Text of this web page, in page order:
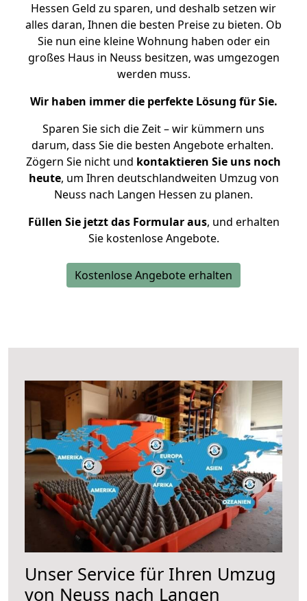
Hessen Geld zu sparen, und deshalb setzen wir
alles daran, Ihnen die besten Preise zu bieten. Ob
Sie nun eine kleine Wohnung haben oder ein
großes Haus in Neuss besitzen, was umgezogen
werden muss.
Wir haben immer die perfekte Lösung für Sie.
Sparen Sie sich die Zeit – wir kümmern uns
darum, dass Sie die besten Angebote erhalten.
Zögern Sie nicht und kontaktieren Sie uns noch
heute, um Ihren deutschlandweiten Umzug von
Neuss nach Langen Hessen zu planen.
Füllen Sie jetzt das Formular aus, und erhalten
Sie kostenlose Angebote.
Kostenlose Angebote erhalten
Unser Service für Ihren Umzug
von Neuss nach Langen